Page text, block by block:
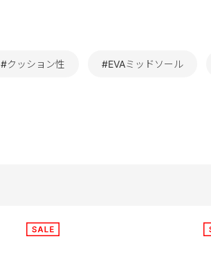
#クッション性 #EVAミッドソール